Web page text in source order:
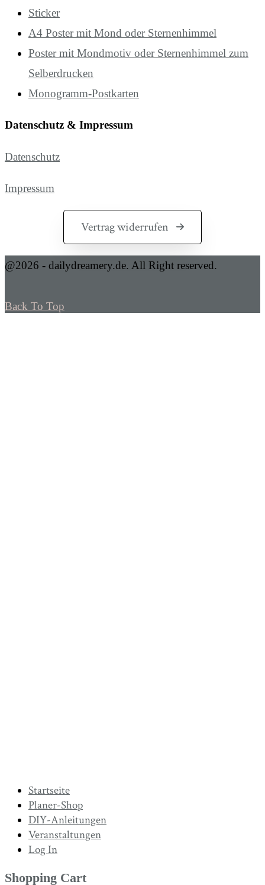
Sticker
A4 Poster mit Mond oder Sternenhimmel
Poster mit Mondmotiv oder Sternenhimmel zum
Selberdrucken
Monogramm-Postkarten
Datenschutz & Impressum
Datenschutz
Impressum
Vertrag widerrufen
@2026 - dailydreamery.de. All Right reserved.
Back To Top
Startseite
Planer-Shop
DIY-Anleitungen
Veranstaltungen
Log In
Shopping Cart